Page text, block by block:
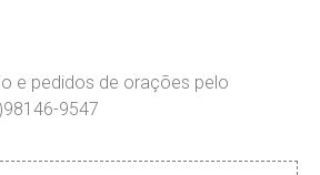
e pedidos de orações pelo
9547